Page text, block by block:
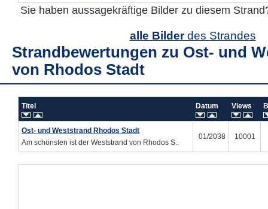
Sie haben aussagekräftige Bilder zu diesem
alle Bilderdes Strandes
Strandbewertungen zu Ost- und
von Rhodos Stadt
Titel Datum Views
Ost- und Weststrand Rhodos Stadt
Am schönsten ist der Weststrand von Rhodos S..
01/2038 10001